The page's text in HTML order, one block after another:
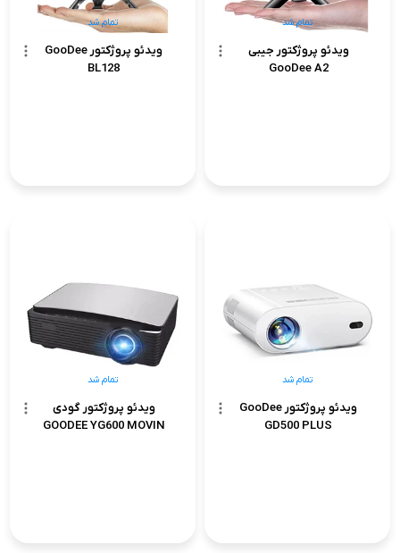
ویدئو پروژکتور جیبی
GooDee A2
تمام شد
ویدئو پروژکتور GooDee
BL128
تمام شد
ویدئو پروژکتور GooDee
GD500 PLUS
تمام شد
ویدئو پروژکتور گودی
GOODEE YG600 MOVIN
تمام شد